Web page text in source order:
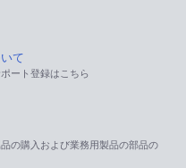
て
ート登録はこちら
の購入および業務用製品の部品の